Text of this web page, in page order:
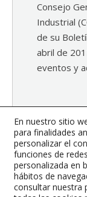
Consejo
Industrial
de su
abril de
eventos y
Si eres
siguiente
12
En nuestro sitio
para finalidades
personalizar el
funciones de
personalizada en
hábitos de
consultar nuestra